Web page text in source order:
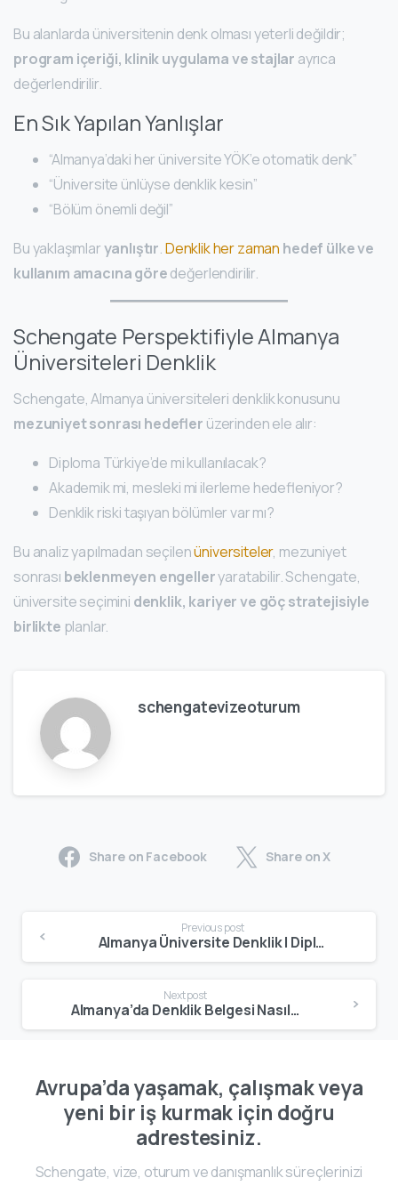
Bu alanlarda üniversitenin denk olması yeterli değildir;
program içeriği, klinik uygulama ve stajlar ayrıca
değerlendirilir.
En Sık Yapılan Yanlışlar
“Almanya’daki her üniversite YÖK’e otomatik denk”
“Üniversite ünlüyse denklik kesin”
“Bölüm önemli değil”
Bu yaklaşımlaryanlıştır.Denklik her zaman hedef ülke ve
kullanım amacına göredeğerlendirilir.
Schengate Perspektifiyle Almanya
Üniversiteleri Denklik
Schengate, Almanya üniversiteleri denklik konusunu
mezuniyet sonrası hedefler üzerinden ele alır:
Diploma Türkiye’de mi kullanılacak?
Akademik mi, mesleki mi ilerleme hedefleniyor?
Denklik riski taşıyan bölümler var mı?
Bu analiz yapılmadan seçilenüniversiteler, mezuniyet
sonrası beklenmeyen engelleryaratabilir. Schengate,
üniversite seçimini denklik, kariyer ve göç stratejisiyle
birlikte planlar.
schengatevizeoturum
Share on Facebook Share on X
Previous post
Almanya Üniversite Denklik | Diploma Tanıma ve Geçerlilik Rehberi
Next post
Almanya’da Denklik Belgesi Nasıl Alınır? | Anerkennung Başvuru Rehberi
Avrupa’da yaşamak, çalışmak veya
yeni bir iş kurmak için doğru
adrestesiniz.
Schengate, vize, oturum ve danışmanlık süreçlerinizi